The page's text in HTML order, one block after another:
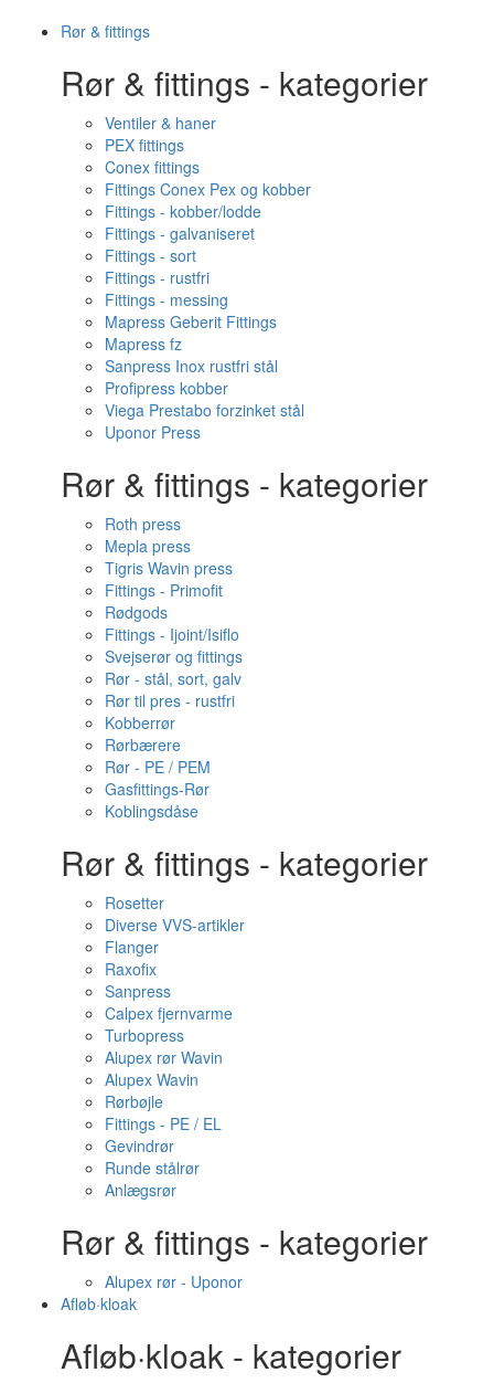
Rør & fittings
Rør & fittings - kategorier
Ventiler & haner
PEX fittings
Conex fittings
Fittings Conex Pex og kobber
Fittings - kobber/lodde
Fittings - galvaniseret
Fittings - sort
Fittings - rustfri
Fittings - messing
Mapress Geberit Fittings
Mapress fz
Sanpress Inox rustfri stål
Profipress kobber
Viega Prestabo forzinket stål
Uponor Press
Rør & fittings - kategorier
Roth press
Mepla press
Tigris Wavin press
Fittings - Primofit
Rødgods
Fittings - Ijoint/Isiflo
Svejserør og fittings
Rør - stål, sort, galv
Rør til pres - rustfri
Kobberrør
Rørbærere
Rør - PE / PEM
Gasfittings-Rør
Koblingsdåse
Rør & fittings - kategorier
Rosetter
Diverse VVS-artikler
Flanger
Raxofix
Sanpress
Calpex fjernvarme
Turbopress
Alupex rør Wavin
Alupex Wavin
Rørbøjle
Fittings - PE / EL
Gevindrør
Runde stålrør
Anlægsrør
Rør & fittings - kategorier
Alupex rør - Uponor
Afløb·kloak
Afløb·kloak - kategorier